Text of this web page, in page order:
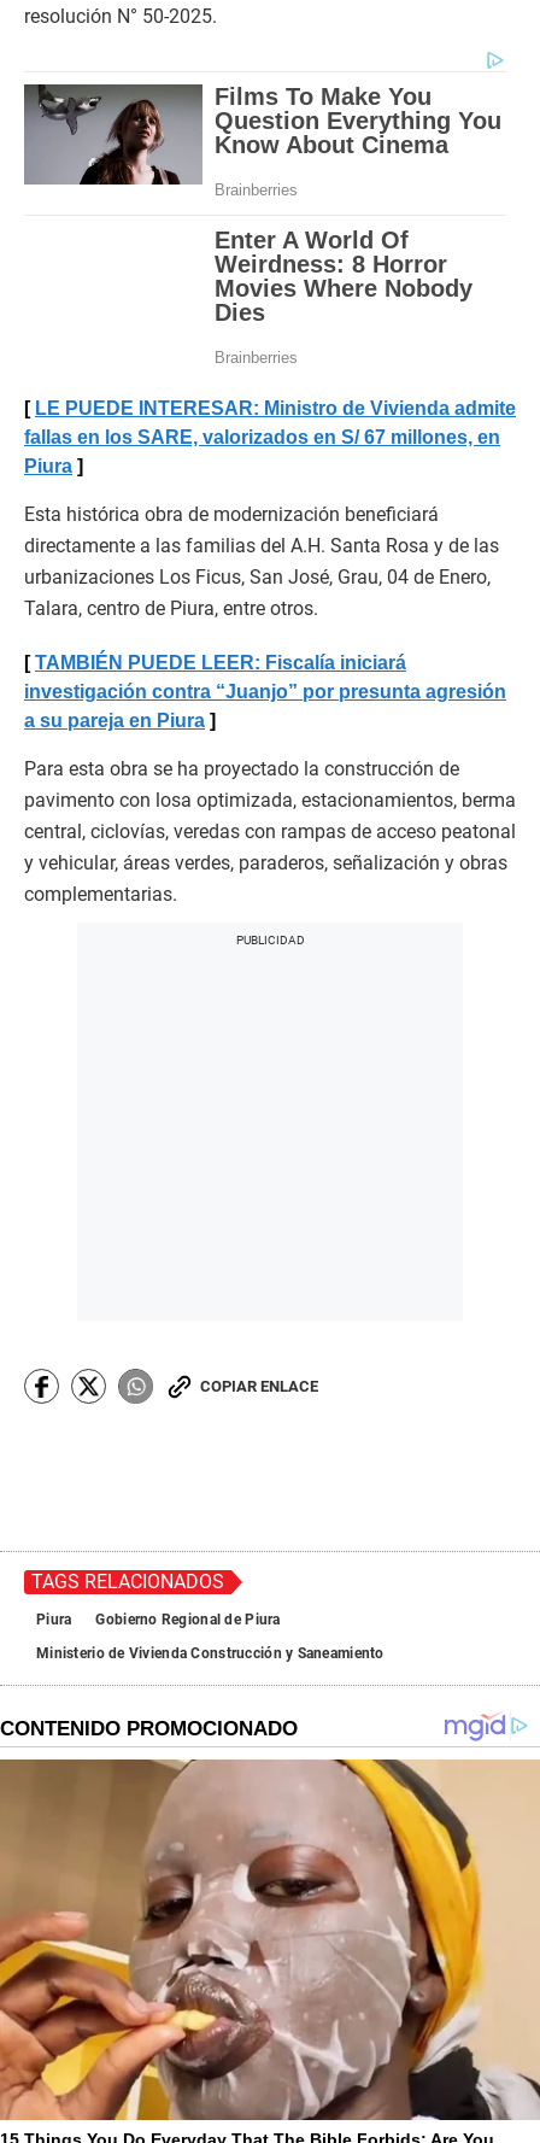
resolución N° 50-2025.
LE PUEDE INTERESAR: Ministro de Vivienda admite
fallas en los SARE, valorizados en S/ 67 millones, en
Piura
Esta histórica obra de modernización beneficiará
directamente a las familias del A.H. Santa Rosa y de las
urbanizaciones Los Ficus, San José, Grau, 04 de Enero,
Talara, centro de Piura, entre otros.
TAMBIÉN PUEDE LEER: Fiscalía iniciará
investigación contra “Juanjo” por presunta agresión
a su pareja en Piura
Para esta obra se ha proyectado la construcción de
pavimento con losa optimizada, estacionamientos, berma
central, ciclovías, veredas con rampas de acceso peatonal
y vehicular, áreas verdes, paraderos, señalización y obras
complementarias.
COPIAR ENLACE
TAGS RELACIONADOS
Piura
Gobierno Regional de Piura
Ministerio de Vivienda Construcción y Saneamiento